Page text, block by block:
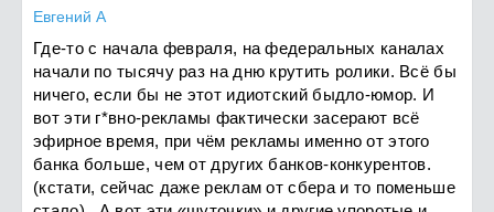
Евгений А
Где-то с начала февраля, на федеральных каналах
начали по тысячу раз на дню крутить ролики. Всё бы
ничего, если бы не этот идиотский быдло-юмор. И
вот эти г*вно-рекламы фактически засерают всё
эфирное время, при чём рекламы именно от этого
банка больше, чем от других банков-конкурентов.
(кстати, сейчас даже реклам от сбера и то поменьше